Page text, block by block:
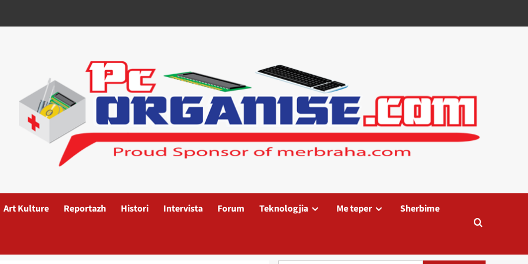
Art Kulture Reportazh Histori Intervista Forum Teknologjia Me teper Sherbime